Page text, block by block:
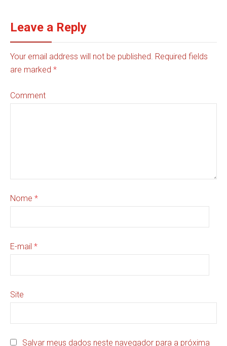
Leave a Reply
Your email address will not be published. Required fields
are marked *
Comment
Nome *
E-mail *
Site
Salvar meus dados neste navegador para a próxima